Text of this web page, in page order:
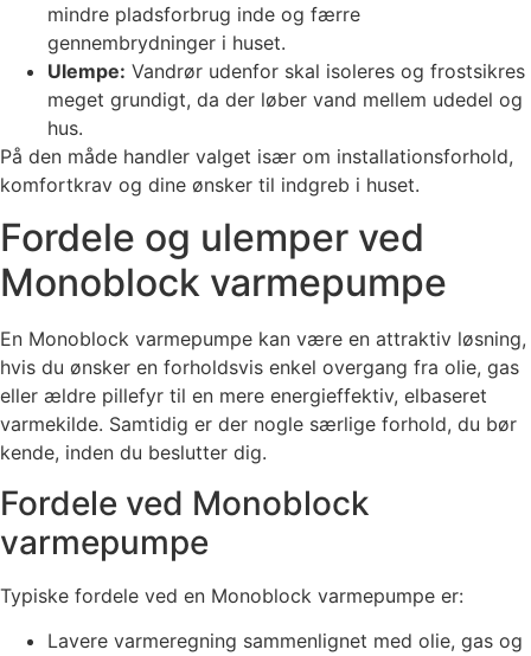
mindre pladsforbrug inde og færre
gennembrydninger i huset.
Ulempe: Vandrør udenfor skal isoleres og frostsikres
meget grundigt, da der løber vand mellem udedel og
hus.
På den måde handler valget især om installationsforhold,
komfortkrav og dine ønsker til indgreb i huset.
Fordele og ulemper ved
Monoblock varmepumpe
En Monoblock varmepumpe kan være en attraktiv løsning,
hvis du ønsker en forholdsvis enkel overgang fra olie, gas
eller ældre pillefyr til en mere energieffektiv, elbaseret
varmekilde. Samtidig er der nogle særlige forhold, du bør
kende, inden du beslutter dig.
Fordele ved Monoblock
varmepumpe
Typiske fordele ved en Monoblock varmepumpe er:
Lavere varmeregning sammenlignet med olie, gas og